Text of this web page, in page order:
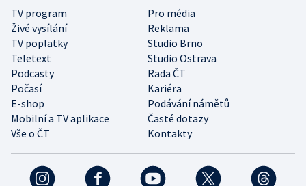
TV program
Pro média
Živé vysílání
Reklama
TV poplatky
Studio Brno
Teletext
Studio Ostrava
Podcasty
Rada ČT
Počasí
Kariéra
E-shop
Podávání námětů
Mobilní a TV aplikace
Časté dotazy
Vše o ČT
Kontakty